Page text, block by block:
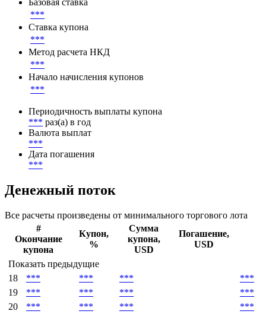
Базовая ставка
***
Ставка купона
***
Метод расчета НКД
***
Начало начисления купонов
***
Периодичность выплаты купона
*** раз(а) в год
Валюта выплат
***
Дата погашения
***
Денежный поток
Все расчеты произведены от минимального торгового лота
#
Окончание
купона
Купон,
%
Сумма
купона,
USD
Погашение,
USD
Показать предыдущие
18
*** *** ***
***
19
*** *** ***
***
20
*** *** ***
***